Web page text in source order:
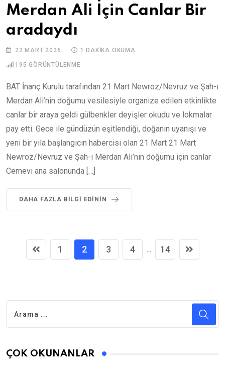
Merdan Ali İçin Canlar Bir
aradaydı
22 MART 2026 1 DAKIKA OKUMA
195 GÖRÜNTÜLENME
BAT İnanç Kurulu tarafından 21 Mart Newroz/Nevruz ve Şah-ı
Merdan Ali’nin doğumu vesilesiyle organize edilen etkinlikte
canlar bir araya geldi gülbenkler deyişler okudu ve lokmalar
pay etti. Gece ile gündüzün eşitlendiği, doğanın uyanışı ve
yeni bir yıla başlangıcın habercisi olan 21 Mart 21 Mart
Newroz/Nevruz ve Şah-ı Merdan Ali’nin doğumu için canlar
Cemevi ana salonunda […]
DAHA FAZLA BILGI EDININ
1 2 3 4 ... 14
ÇOK OKUNANLAR